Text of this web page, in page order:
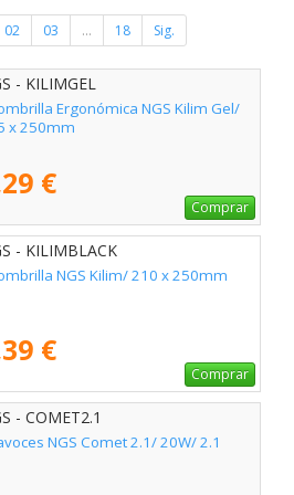
02 03 ... 18 Sig.
- KILIMGEL
Ergonómica NGS Kilim Gel/
x 250mm
€
Comprar
- KILIMBLACK
NGS Kilim/ 210 x 250mm
€
Comprar
- COMET2.1
NGS Comet 2.1/ 20W/ 2.1